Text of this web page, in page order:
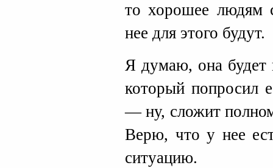
то хорошее людям
нее для этого будут.
Я думаю, она будет
который попросил
— ну, сложит
Верю, что у нее
ситуацию.